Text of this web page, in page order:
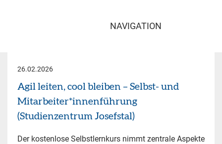
NAVIGATION
26.02.2026
Agil leiten, cool bleiben – Selbst- und
Mitarbeiter*innenführung
(Studienzentrum Josefstal)
Der kostenlose Selbstlernkurs nimmt zentrale Aspekte